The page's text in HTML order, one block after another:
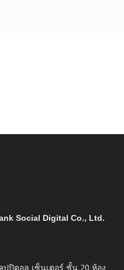
Social Digital Co., Ltd.
ปปิตอล เซ็นเตอร์ ชั้น 20 ห้อง